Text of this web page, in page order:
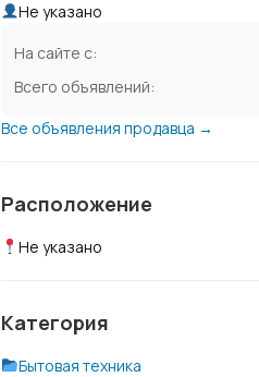
Не указано
На сайте с:
Всего объявлений:
Все объявления продавца →
Расположение
Не указано
Категория
Бытовая техника